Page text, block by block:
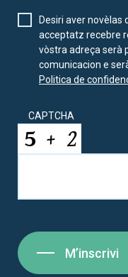
Desiri aver novèlas
acceptatz recebre
vòstra adreça serà
comunicacion e
Politica de
CAPTCHA
M’inscrivi